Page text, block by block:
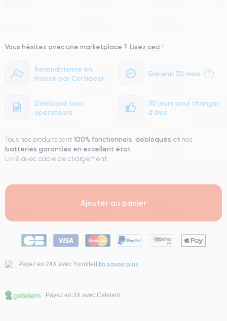
Reconditionné en
France par Certideal
Garanti 30 mois ?
Débloqué tous
opérateurs
30 jours pour changer
d'avis
Vous hésitez avec une marketplace ? Lisez ceci !
Tous nos produits sont 100% fonctionnels, débloqués et nos
batteries garanties en excellent état.
Livré avec cable de chargement.
Ajouter au panier
Payez en 24X avec Younited En savoir plus
Payez en 3X avec Cetelem